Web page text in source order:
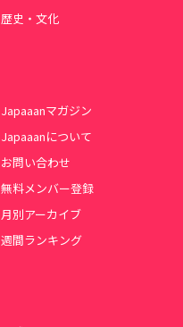
歴史・文化
Japaaanマガジン
Japaaanについて
お問い合わせ
無料メンバー登録
月別アーカイブ
週間ランキング